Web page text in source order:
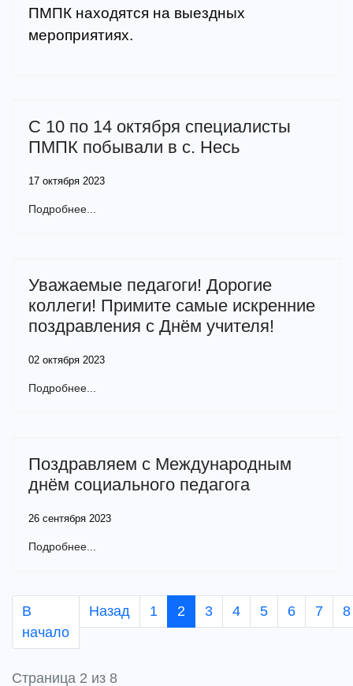
ПМПК находятся на выездных
мероприятиях.
С 10 по 14 октября специалисты
ПМПК побывали в с. Несь
17 октября 2023
Подробнее...
Уважаемые педагоги! Дорогие
коллеги! Примите самые искренние
поздравления с Днём учителя!
02 октября 2023
Подробнее...
Поздравляем с Международным
днём социального педагога
26 сентября 2023
Подробнее...
В
начало
Назад 1 2 3 4 5 6 7 8
Страница 2 из 8